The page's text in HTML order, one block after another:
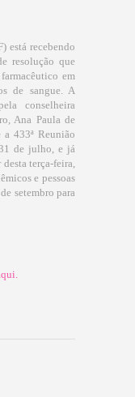
está recebendo
resolução que
em
de sangue. A
conselheira
Ana Paula de
433ª Reunião
de julho, e já
terça-feira,
e pessoas
setembro para